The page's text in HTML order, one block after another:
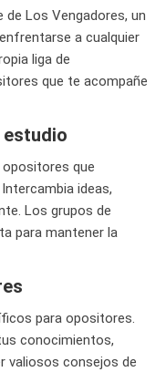
Los Vengadores, un
a cualquier
liga de
que te acompañe
estudio
que
ideas,
Los grupos de
para mantener la
para opositores.
conocimientos,
valiosos consejos de